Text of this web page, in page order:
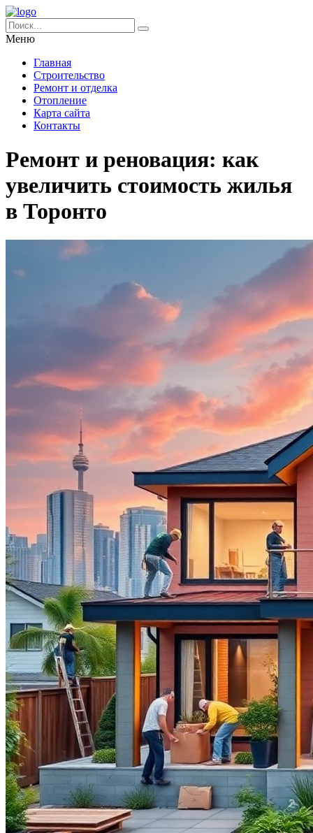
Меню
Главная
Строительство
Ремонт и отделка
Отопление
Карта сайта
Контакты
Ремонт и реновация: как
увеличить стоимость жилья
в Торонто